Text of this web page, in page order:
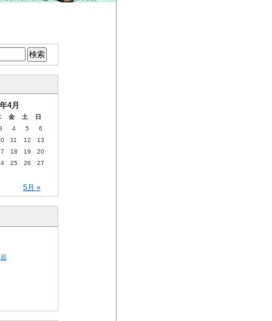
4月
金 土 日
5月 »
4 5
6
11 12
13
18 19
20
25 26
27